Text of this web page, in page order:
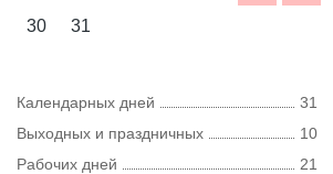
30
31
Календарных дней
31
Выходных и праздничных
10
Рабочих дней
21